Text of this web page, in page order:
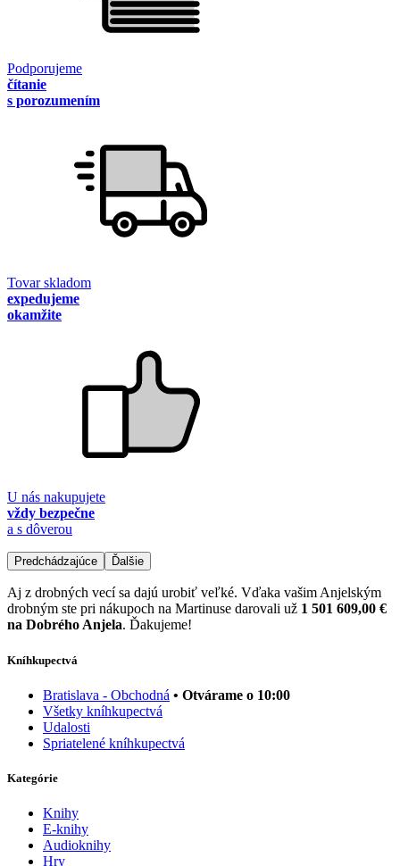
Podporujeme
čítanie
s porozumením
Tovar skladom
expedujeme
okamžite
U nás nakupujete
vždy bezpečne
a s dôverou
Predchádzajúce Ďalšie
Aj z drobných vecí sa dajú urobiť veľké. Vďaka vašim Anjelským
drobným ste pri nákupoch na Martinuse darovali už 1 501 609,00 €
na Dobrého Anjela. Ďakujeme!
Kníhkupectvá
Bratislava - Obchodná • Otvárame o 10:00
Všetky kníhkupectvá
Udalosti
Spriatelené kníhkupectvá
Kategórie
Knihy
E-knihy
Audioknihy
Hry